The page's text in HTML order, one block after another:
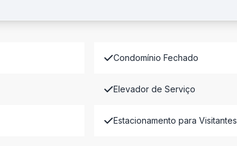
Condomínio Fechado
Elevador de Serviço
Estacionamento para Visitantes